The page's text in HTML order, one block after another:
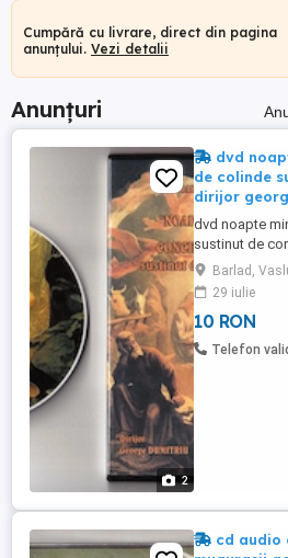
Cumpără cu livrare, direct din pagina
anunțului. Vezi detalii
Anunțuri
2
dvd
de colinde
dirijor
dvd noapte
sustinut de
dumitriu 12
originala pret
sau curieri
indicata
Barlad,
29 iulie
10 RON
Telefon
cd audio